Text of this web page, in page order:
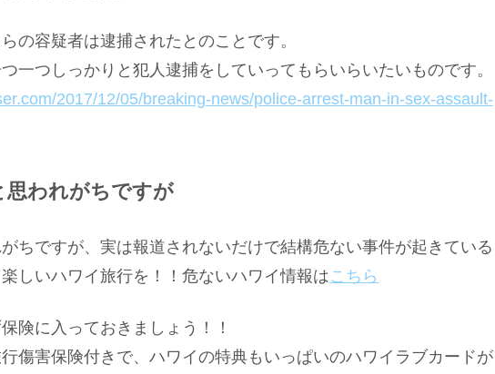
の容疑者は逮捕されたとのことです。
一つしっかりと犯人逮捕をしていってもらいらいたいものです。
2017/12/05/breaking-news/police-arrest-man-in-sex-assault-
思われがちですが
ちですが、実は報道されないだけで結構危ない事件が起きている
しいハワイ旅行を！！危ないハワイ情報はこちら
険に入っておきましょう！！
傷害保険付きで、ハワイの特典もいっぱいのハワイラブカードが